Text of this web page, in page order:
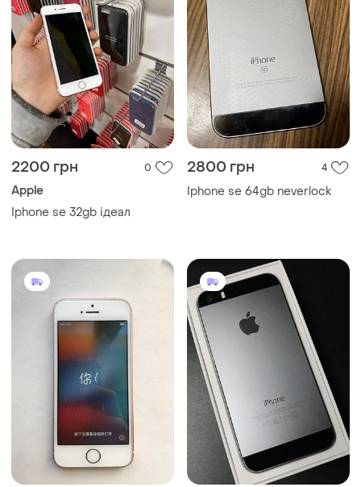
2200 грн 0
Apple
Iphone se 32gb ідеал
2800 грн 4
Iphone se 64gb neverlock